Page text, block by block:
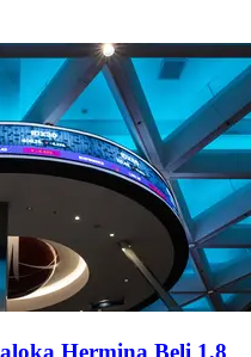
Hermina Beli 1,8